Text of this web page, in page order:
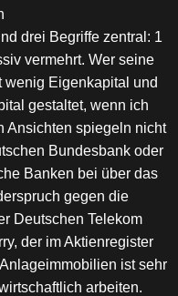
drei Begriffe zentral: 1
vermehrt. Wer seine
wenig Eigenkapital und
gestaltet, wenn ich
Ansichten spiegeln nicht
Bundesbank oder
Banken bei über das
gegen die
Deutschen Telekom
der im Aktienregister
ist sehr
arbeiten.